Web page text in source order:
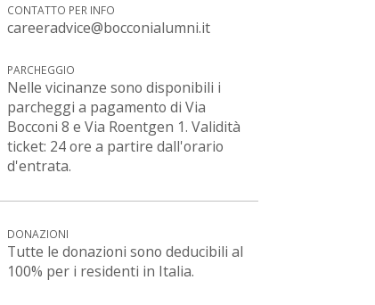
CONTATTO PER INFO
careeradvice@bocconialumni.it
PARCHEGGIO
Nelle vicinanze sono disponibili i
parcheggi a pagamento di Via
Bocconi 8 e Via Roentgen 1. Validità
ticket: 24 ore a partire dall'orario
d'entrata.
DONAZIONI
Tutte le donazioni sono deducibili al
100% per i residenti in Italia.